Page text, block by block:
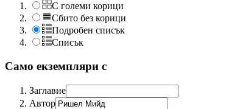
С големи корици
Сбито без корици
Подробен списък
Списък
Само екземпляри с
Заглавие
Автор